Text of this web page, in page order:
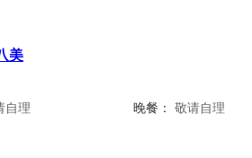
美
自理 晚餐： 敬请自理